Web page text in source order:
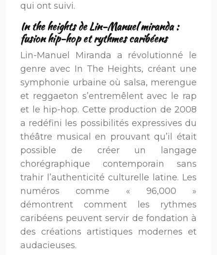
qui ont suivi.
In the heights de Lin-Manuel miranda :
fusion hip-hop et rythmes caribéens
Lin-Manuel Miranda a révolutionné le
genre avec In The Heights, créant une
symphonie urbaine où salsa, merengue
et reggaeton s’entremêlent avec le rap
et le hip-hop. Cette production de 2008
a redéfini les possibilités expressives du
théâtre musical en prouvant qu’il était
possible de créer un langage
chorégraphique contemporain sans
trahir l’authenticité culturelle latine. Les
numéros comme « 96,000 »
démontrent comment les rythmes
caribéens peuvent servir de fondation à
des créations artistiques modernes et
audacieuses.